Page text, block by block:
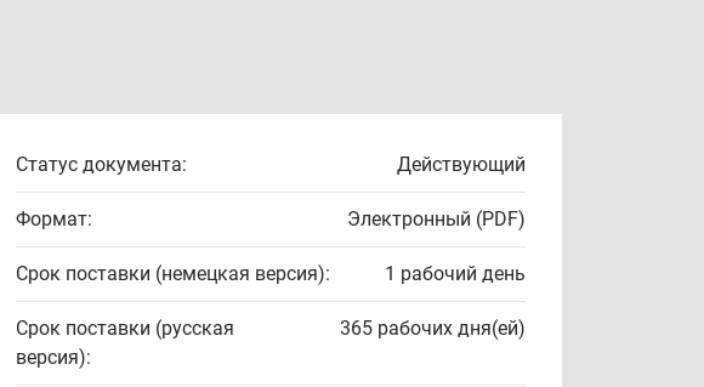
Статус документа: Действующий
Формат: Электронный (PDF)
Срок поставки (немецкая версия): 1 рабочий день
Срок поставки (русская
версия):
365 рабочих дня(ей)